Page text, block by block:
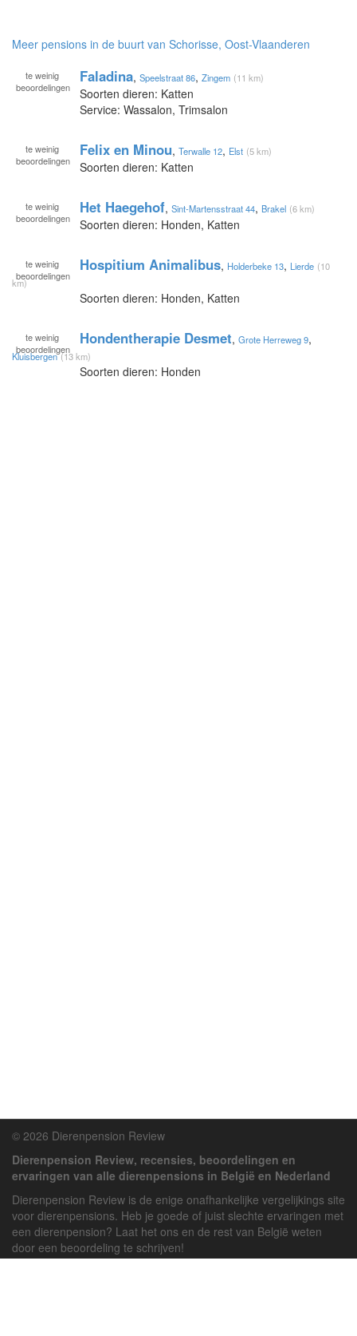
Meer pensions in de buurt van Schorisse, Oost-Vlaanderen
te weinig
beoordelingen
Faladina, Speelstraat 86, Zingem (11 km)
Soorten dieren: Katten
Service: Wassalon, Trimsalon
te weinig
beoordelingen
Felix en Minou, Terwalle 12, Elst (5 km)
Soorten dieren: Katten
te weinig
beoordelingen
Het Haegehof, Sint-Martensstraat 44, Brakel (6 km)
Soorten dieren: Honden, Katten
te weinig
beoordelingen
Hospitium Animalibus, Holderbeke 13, Lierde (10
km)
Soorten dieren: Honden, Katten
te weinig
beoordelingen
Hondentherapie Desmet, Grote Herreweg 9,
Kluisbergen (13 km)
Soorten dieren: Honden
© 2026 Dierenpension Review
Dierenpension Review, recensies, beoordelingen en
ervaringen van alle dierenpensions in België en Nederland
Dierenpension Review is de enige onafhankelijke vergelijkings site
voor dierenpensions. Heb je goede of juist slechte ervaringen met
een dierenpension? Laat het ons en de rest van België weten
door een beoordeling te schrijven!